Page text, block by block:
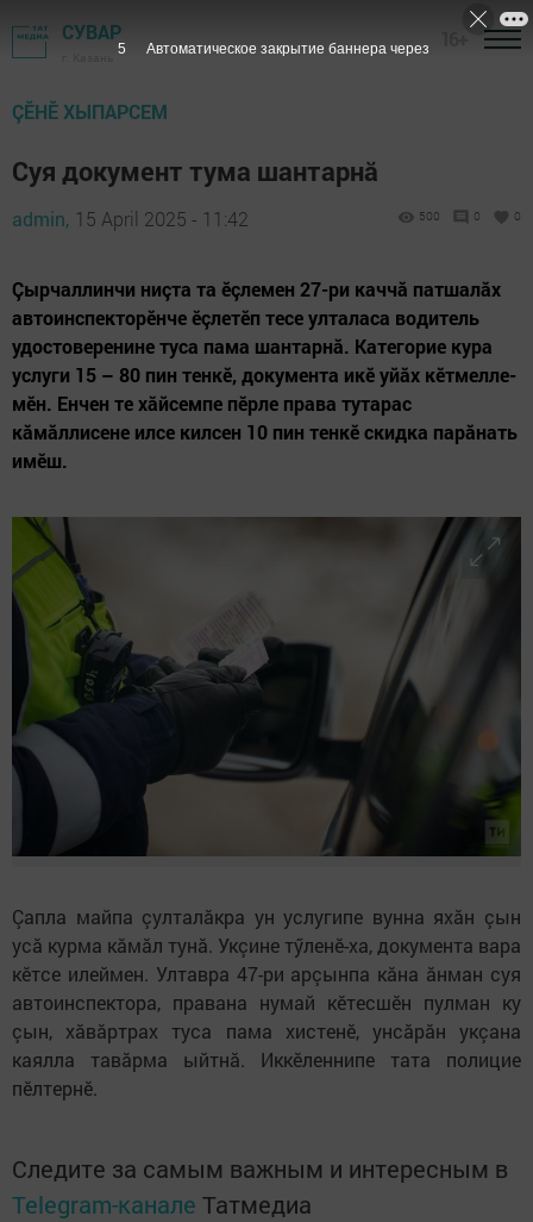
СУВАР
ÇӖНӖ ХЫПАРСЕМ
Суя документ тума шантарнă
admin, 15 April 2025 - 11:42 500 0 0
Çырчаллинчи ниçта та ӗçлемен 27-ри каччă патшалăх
автоинспекторӗнче ӗçлетӗп тесе улталаса водитель
удостоверенине туса пама шантарнă. Категорие кура
услуги 15 – 80 пин тенкӗ, документа икӗ уйăх кӗтмелле-
мӗн. Енчен те хăйсемпе пӗрле права тутарас
кăмăллисене илсе килсен 10 пин тенкӗ скидка парăнать
имӗш.
Çапла майпа çулталăкра ун услугипе вунна яхăн çын
усă курма кăмăл тунă. Укçине тӳленӗ-ха, документа вара
кӗтсе илеймен. Ултавра 47-ри арçынпа кăна ăнман суя
автоинспектора, правана нумай кӗтесшӗн пулман ку
çын, хăвăртрах туса пама хистенӗ, унсăрăн укçана
каялла тавăрма ыйтнă. Иккӗленнипе тата полицие
пӗлтернӗ.
Следите за самым важным и интересным в
Telegram-канале Татмедиа
3 Автоматическое закрытие баннера через